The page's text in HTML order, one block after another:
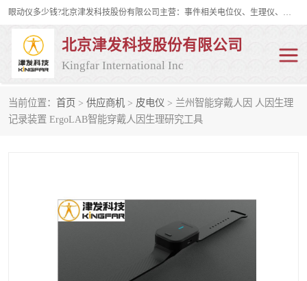
眼动仪多少钱?北京津发科技股份有限公司主营：事件相关电位仪、生理仪、肌电仪、脑电仪、皮电仪、眼动仪；是国家级高新技术企业、科技部认定的科技型中小企业和中关村高新技术企业，具备保密资格，具备自主进出口经营权；自主研发技术、产品与服务荣获多项省部级科学技术奖励、国家发明专利、国家软件著作权和省部级新技术新产品（服务）认证。
北京津发科技股份有限公司
Kingfar International Inc
当前位置： 首页 > 供应商机 > 皮电仪 > 兰州智能穿戴人因 人因生理
记录装置 ErgoLAB智能穿戴人因生理研究工具
皮电仪 脑电仪
行为观察与表情分析 动作捕捉与生物力学
人机交互实验室